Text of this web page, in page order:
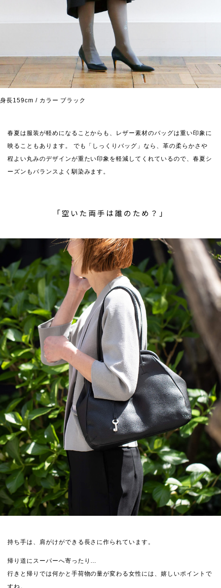
身長159cm / カラー ブラック
春夏は服装が軽めになることからも、レザー素材のバッグは重い印象に
映ることもあります。 でも「しっくりバッグ」なら、革の柔らかさや
程よい丸みのデザインが重たい印象を軽減してくれているので、春夏シ
ーズンもバランスよく馴染みます。
「空いた両手は誰のため？」
持ち手は、肩がけができる長さに作られています。
帰り道にスーパーへ寄ったり…
行きと帰りでは何かと手荷物の量が変わる女性には、嬉しいポイントで
すね。